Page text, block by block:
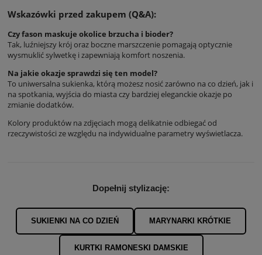
Wskazówki przed zakupem (Q&A):
Czy fason maskuje okolice brzucha i bioder?
Tak, luźniejszy krój oraz boczne marszczenie pomagają optycznie
wysmuklić sylwetkę i zapewniają komfort noszenia.
Na jakie okazje sprawdzi się ten model?
To uniwersalna sukienka, którą możesz nosić zarówno na co dzień, jak i
na spotkania, wyjścia do miasta czy bardziej eleganckie okazje po
zmianie dodatków.
Kolory produktów na zdjęciach mogą delikatnie odbiegać od
rzeczywistości ze względu na indywidualne parametry wyświetlacza.
Dopełnij stylizację:
SUKIENKI NA CO DZIEŃ MARYNARKI KRÓTKIE
KURTKI RAMONESKI DAMSKIE